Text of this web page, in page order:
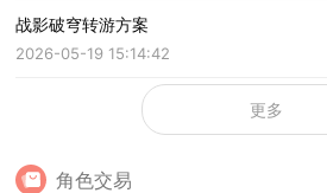
战影破穹转游方案
2026-05-19 15:14:42
更多
角色交易